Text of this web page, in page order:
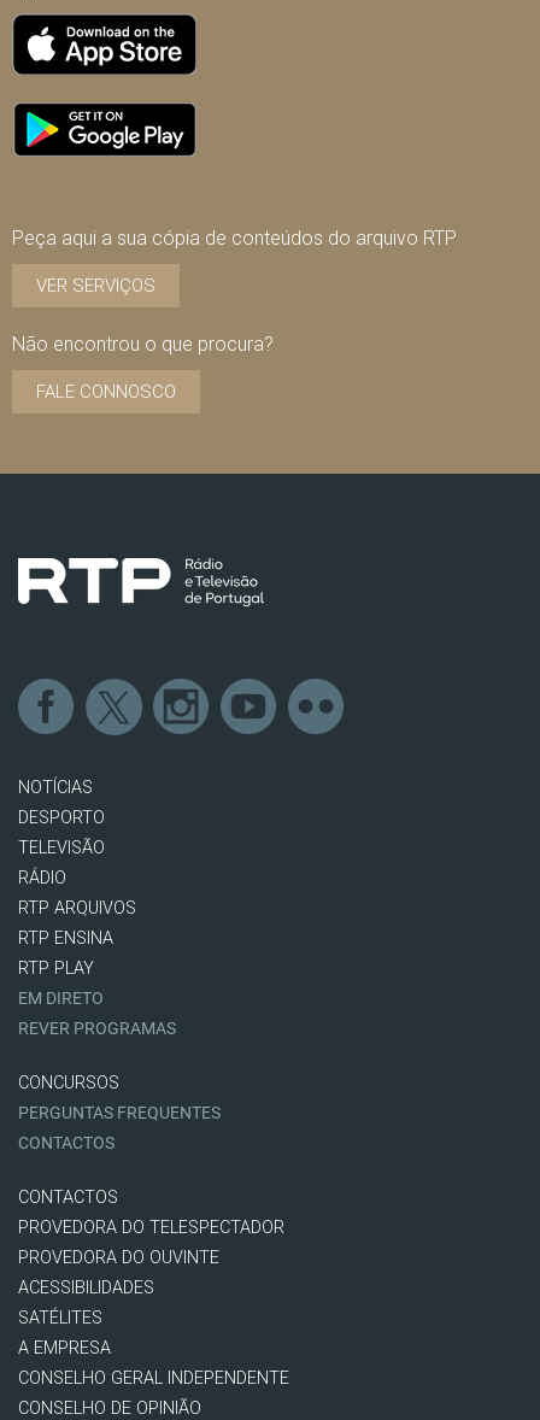
Peça aqui a sua cópia de conteúdos do arquivo RTP
VER SERVIÇOS
Não encontrou o que procura?
FALE CONNOSCO
NOTÍCIAS
DESPORTO
TELEVISÃO
RÁDIO
RTP ARQUIVOS
RTP ENSINA
RTP PLAY
EM DIRETO
REVER PROGRAMAS
CONCURSOS
PERGUNTAS FREQUENTES
CONTACTOS
CONTACTOS
PROVEDORA DO TELESPECTADOR
PROVEDORA DO OUVINTE
ACESSIBILIDADES
SATÉLITES
A EMPRESA
CONSELHO GERAL INDEPENDENTE
CONSELHO DE OPINIÃO